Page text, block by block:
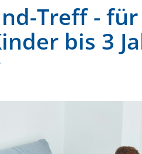
Treff - für
bis 3